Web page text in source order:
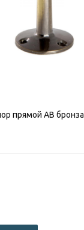
прямой AB бронза